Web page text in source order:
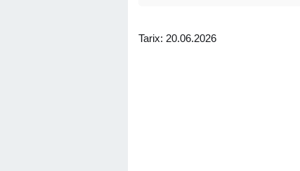
Tarix: 20.06.2026